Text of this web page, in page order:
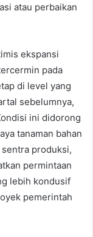
atau perbaikan
ekspansi
pada
di level yang
sebelumnya,
ini didorong
tanaman bahan
produksi,
permintaan
lebih kondusif
pemerintah